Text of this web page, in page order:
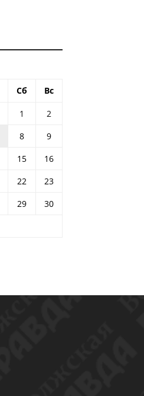
Сб Вс
1
2
8
9
15
16
22
23
29
30